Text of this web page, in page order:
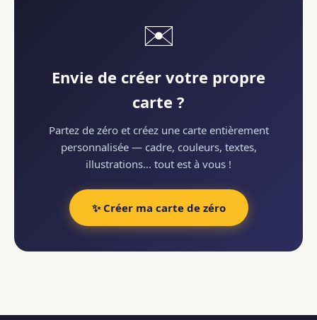
✉️
Envie de créer votre propre
carte ?
Partez de zéro et créez une carte entièrement
personnalisée — cadre, couleurs, textes,
illustrations… tout est à vous !
✨ Créer ma carte de zéro